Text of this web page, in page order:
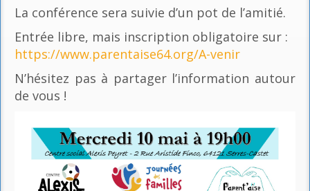
La conférence sera suivie d’un pot de l’amitié.
Entrée libre, mais inscription obligatoire sur :
https://www.parentaise64.org/A-venir
N’hésitez pas à partager l’information autour
de vous !